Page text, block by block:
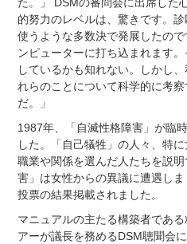
た。」 DSMの審問会に出席した
的努力のレベルは、驚きです。
使うような多数決で発展したの
ンピューターに打ち込まれます
しているかも知れない。しかし
れらのことについて科学的に考
だ。」
1987年、「自滅性格障害」が臨
した。「自己犠牲」の人々、特
職業や関係を選んだ人たちを説
害」は女性からの異議に遭遇し
投票の結果掲載されました。
マニュアルの主たる構築者であ
アーが議長を務めるDSM聴聞会